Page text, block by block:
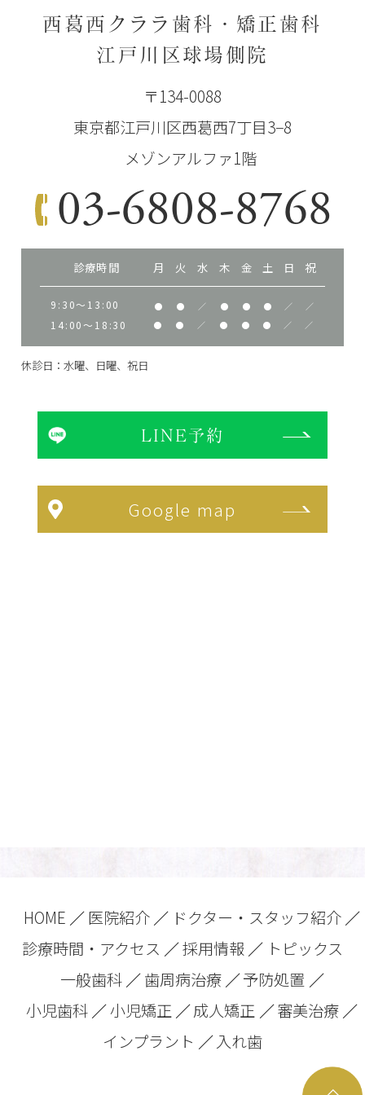
西葛西クララ歯科・矯正歯科
江戸川区球場側院
〒134-0088
東京都江戸川区西葛西7丁目3−8
メゾンアルファ1階
03-6808-8768
診療時間 月 火 水 木 金 土 日 祝
9:30～13:00 ● ● ／ ● ● ● ／ ／
14:00～18:30 ● ● ／ ● ● ● ／ ／
休診日：水曜、日曜、祝日
LINE予約
Google map
HOME 医院紹介
ドクター・スタッフ紹介
診療時間・アクセス
採用情報
トピックス
一般歯科
歯周病治療
予防処置
小児歯科
小児矯正 成人矯正
審美治療
インプラント
入れ歯